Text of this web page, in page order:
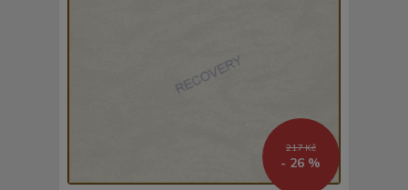
217 Kč
- 26 %